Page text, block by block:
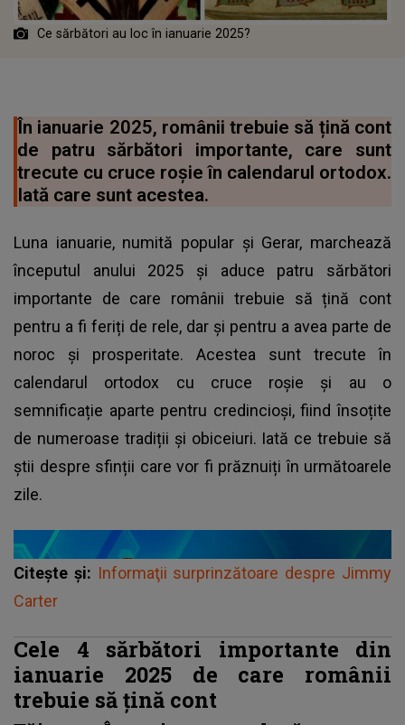
Ce sărbători au loc în ianuarie 2025?
În ianuarie 2025, românii trebuie să țină cont
de patru sărbători importante, care sunt
trecute cu cruce roșie în calendarul ortodox.
Iată care sunt acestea.
Luna ianuarie, numită popular și Gerar, marchează
începutul anului 2025 și aduce patru sărbători
importante de care românii trebuie să țină cont
pentru a fi feriți de rele, dar și pentru a avea parte de
noroc și prosperitate. Acestea sunt trecute în
calendarul ortodox cu cruce roșie și au o
semnificație aparte pentru credincioși, fiind însoțite
de numeroase tradiții și obiceiuri. Iată ce trebuie să
știi despre sfinții care vor fi prăznuiți în următoarele
zile.
Citește și: Informaţii surprinzătoare despre Jimmy
Carter
Cele 4 sărbători importante din
ianuarie 2025 de care românii
trebuie să țină cont